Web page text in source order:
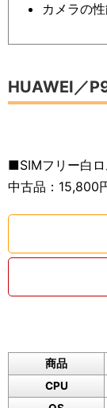
カメラの
HUAWEI／
■SIMフリー白
中古品：15,800
商品
CPU